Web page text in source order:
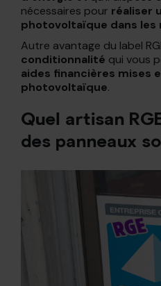
nécessaires pour réaliser
photovoltaïque dans les
Autre avantage du label
conditionnalité qui vous
aides financières mises
photovoltaïque.
Quel artisan
des panneaux